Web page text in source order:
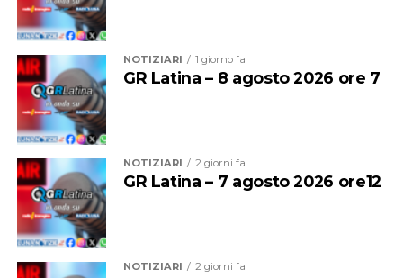
Per entrambe le giornate sarà quindi vietato
campeggiare e accendere fuochi o falò
spiagge del litorale comunale.
Sono inoltre vietate la vendita e la somministrazione di
bevande alcoliche nei pubblici esercizi, compresi gli
stabilimenti balneari, dalle
Prevista anche una stretta sulla musica: dalle
NOTIZIARI 1 giorno fa
GR Latina – 8 agosto 2026 ore 7
NOTIZIARI 2 giorni fa
GR Latina – 7 agosto 2026 ore12
NOTIZIARI 2 giorni fa